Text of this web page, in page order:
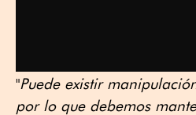
"Puede existir
por lo que debemos